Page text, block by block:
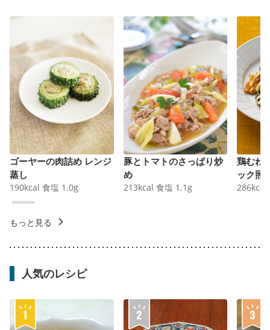
ゴーヤーの肉詰め レンジ
蒸し
190kcal 食塩 1.0g
豚とトマトのさっぱり炒
め
213kcal 食塩 1.1 g
鶏むね
ック照
286kcal
もっと見る
人気のレシピ